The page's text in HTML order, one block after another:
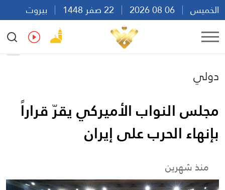
الخميس
بيروت
10:49
Ar
دولي
مجلس النواب الأميركي يقرّ قراراً
بإنهاء الحرب على إيران
منذ شهرين